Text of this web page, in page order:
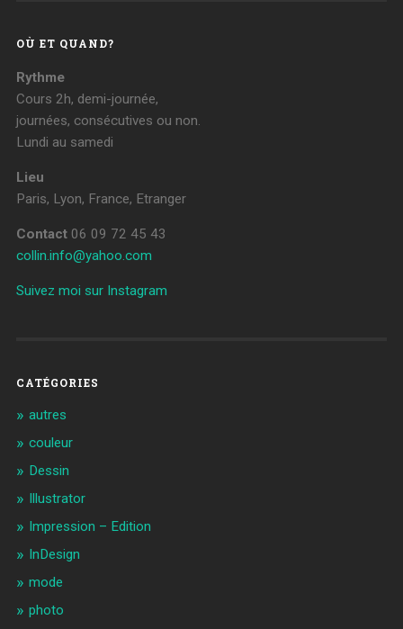
OÙ ET QUAND?
Rythme
Cours 2h, demi-journée,
journées, consécutives ou non.
Lundi au samedi
Lieu
Paris, Lyon, France, Etranger
Contact 06 09 72 45 43
collin.info@yahoo.com
Suivez moi sur Instagram
CATÉGORIES
autres
couleur
Dessin
Illustrator
Impression – Edition
InDesign
mode
photo